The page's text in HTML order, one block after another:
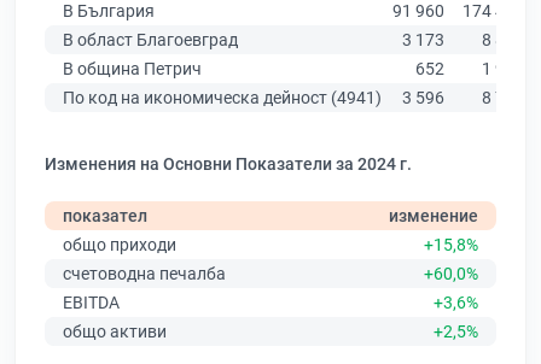
В България
91 960
174 403
В област Благоевград
3 173
8 826
В община Петрич
652
1 963
По код на икономическа дейност (4941)
3 596 8 756
Изменения на Основни Показатели за 2024 г.
показател
изменение
общо приходи
+15,8%
счетоводна печалба
+60,0%
EBITDA
+3,6%
общо активи
+2,5%